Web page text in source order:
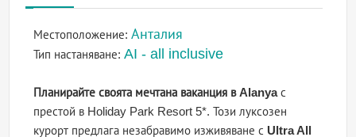
Местоположение:Анталия
Тип настаняване:AI - all inclusive
Планирайте своята мечтана ваканция в Alanyaс
престой в Holiday Park Resort 5*. Този луксозен
курорт предлага незабравимо изживяване с Ultra All